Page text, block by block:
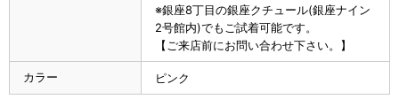
※銀座8丁目の銀座クチュール(銀座ナイン
2号館内)でもご試着可能です。
【ご来店前にお問い合わせ下さい。】
カラー ピンク